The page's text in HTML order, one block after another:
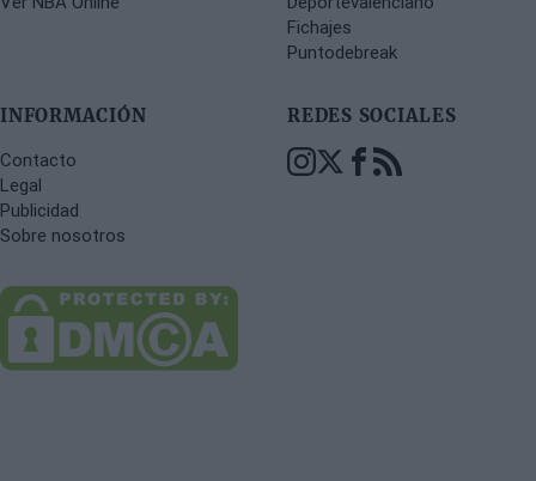
Fichajes
Puntodebreak
INFORMACIÓN
Contacto
Legal
Publicidad
Sobre nosotros
REDES SOCIALES